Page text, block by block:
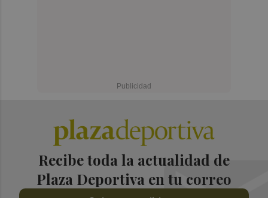
Recibe toda la actualidad de
Plaza Deportiva en tu correo